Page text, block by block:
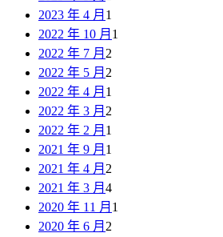
2023 年 4 月 1
2022 年 10 月 1
2022 年 7 月 2
2022 年 5 月 2
2022 年 4 月 1
2022 年 3 月 2
2022 年 2 月 1
2021 年 9 月 1
2021 年 4 月 2
2021 年 3 月 4
2020 年 11 月 1
2020 年 6 月 2